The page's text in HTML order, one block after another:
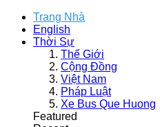
Trang Nhà
English
Thời Sự
Thế Giới
Cộng Đồng
Việt Nam
Pháp Luật
Xe Bus Que Huong
Featured